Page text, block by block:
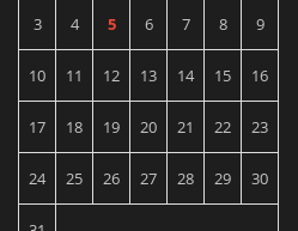
3 4 5 6 7 8 9
10 11 12 13 14 15 16
17 18 19 20 21 22 23
24 25 26 27 28 29 30